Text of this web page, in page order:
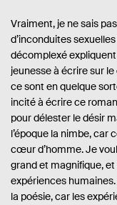
Vraiment, je ne sais
d’inconduites
décomplexé
jeunesse à écrire sur
ce sont en quelque
incité à écrire ce
pour délester le désir
l’époque la nimbe, car
cœur d’homme. Je
grand et magnifique,
expériences
la poésie, car les